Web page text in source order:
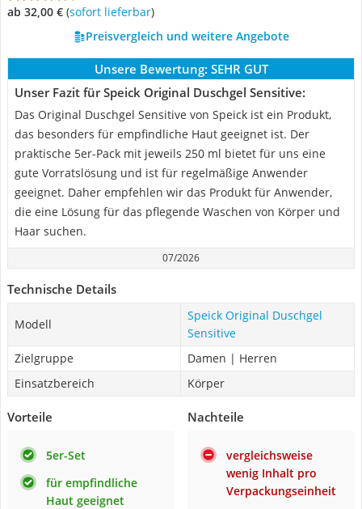
ab 32,00 € ( Sofort lieferbar)
Preisvergleich und weitere Angebote
Unsere Bewertung: SEHR GUT
Unser Fazit für Speick Original Duschgel Sensitive:
Das Original Duschgel Sensitive von Speick ist ein Produkt,
das besonders für empfindliche Haut geeignet ist. Der
praktische 5er-Pack mit jeweils 250 ml bietet für uns eine
gute Vorratslösung und ist für regelmäßige Anwender
geeignet. Daher empfehlen wir das Produkt für Anwender,
die eine Lösung für das pflegende Waschen von Körper und
Haar suchen.
07/2026
Technische Details
Modell
Speick Original Duschgel
Sensitive
Zielgruppe
Damen | Herren
Einsatzbereich
Körper
Vorteile
5er-Set
für empfindliche
Haut geeignet
Nachteile
vergleichsweise
wenig Inhalt pro
Verpackungseinheit